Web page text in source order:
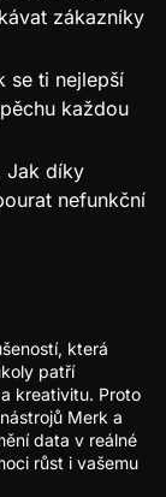
zákazníky
se ti nejlepší
každou
Jak díky
nefunkční
která
patří
kreativitu. Proto
Merk a
data v reálné
růst i vašemu